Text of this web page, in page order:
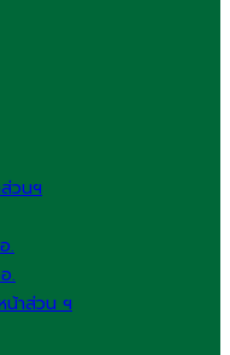
วนฯ
.
.
น้าส่วน ฯ